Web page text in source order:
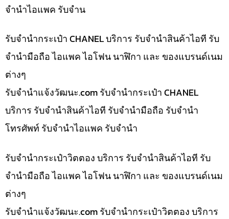
จำนำไอแพค รับจำน
รับจำนำกระเป๋า CHANEL บริการ รับจำนำสินค้าไอที รับ
จำนำมือถือ ไอแพค ไอโฟน นาฬิกา และ ของแบรนด์เนม
ต่างๆ
รับจํานําแจ้งวัฒนะ.com รับจำนำกระเป๋า CHANEL
บริการ รับจำนำสินค้าไอที รับจำนำมือถือ รับจำนำ
โทรศัพท์ รับจำนำไอแพค รับจำนำ
รับจำนำกระเป๋าวิตตอง บริการ รับจำนำสินค้าไอที รับ
จำนำมือถือ ไอแพค ไอโฟน นาฬิกา และ ของแบรนด์เนม
ต่างๆ
รับจํานําแจ้งวัฒนะ.com รับจำนำกระเป๋าวิตตอง บริการ